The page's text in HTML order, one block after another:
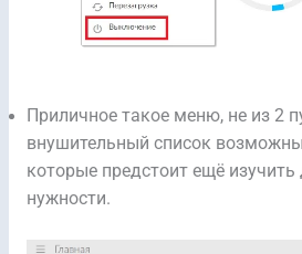
Приличное такое меню, не из 2
внушительный список
которые предстоит ещё
нужности.